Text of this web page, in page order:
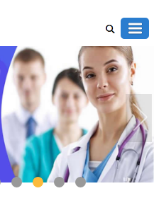
6 7 8 9